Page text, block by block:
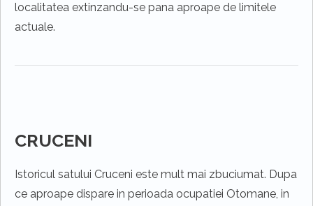
localitatea extinzandu-se pana aproape de limitele
actuale.
CRUCENI
Istoricul satului Cruceni este mult mai zbuciumat. Dupa
ce aproape dispare in perioada ocupatiei Otomane, in